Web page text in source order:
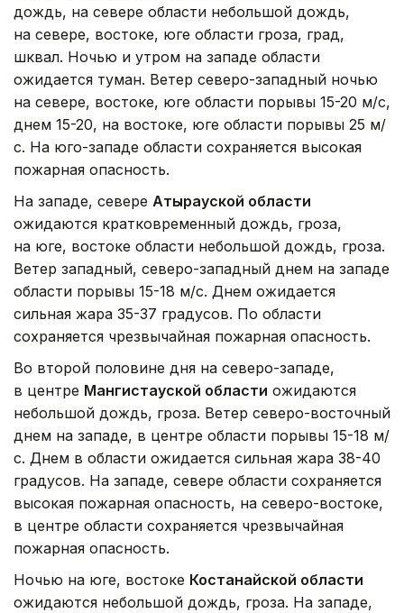
дождь, на севере области небольшой дождь,
на севере, востоке, юге области гроза, град,
шквал. Ночью и утром на западе области
ожидается туман. Ветер северо-западный ночью
на севере, востоке, юге области порывы 15-20 м/с,
днем 15-20, на востоке, юге области порывы 25 м/
с. На юго-западе области сохраняется высокая
пожарная опасность.
На западе, севере Атырауской области
ожидаются кратковременный дождь, гроза,
на юге, востоке области небольшой дождь, гроза.
Ветер западный, северо-западный днем на западе
области порывы 15-18 м/с. Днем ожидается
сильная жара 35-37 градусов. По области
сохраняется чрезвычайная пожарная опасность.
Во второй половине дня на северо-западе,
в центре Мангистауской области ожидаются
небольшой дождь, гроза. Ветер северо-восточный
днем на западе, в центре области порывы 15-18 м/
с. Днем в области ожидается сильная жара 38-40
градусов. На западе, севере области сохраняется
высокая пожарная опасность, на северо-востоке,
в центре области сохраняется чрезвычайная
пожарная опасность.
Ночью на юге, востоке Костанайской области
ожидаются небольшой дождь, гроза. На западе,